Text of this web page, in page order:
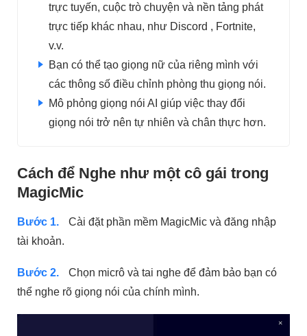
trực tuyến, cuộc trò chuyện và nền tảng phát
trực tiếp khác nhau, như Discord , Fortnite,
v.v.
Bạn có thể tạo giọng nữ của riêng mình với
các thông số điều chỉnh phòng thu giọng nói.
Mô phỏng giọng nói AI giúp việc thay đổi
giọng nói trở nên tự nhiên và chân thực hơn.
Cách để Nghe như một cô gái trong
MagicMic
Bước 1.
Cài đặt phần mềm MagicMic và đăng nhập
tài khoản.
Bước 2.
Chọn micrô và tai nghe để đảm bảo bạn có
thể nghe rõ giọng nói của chính mình.